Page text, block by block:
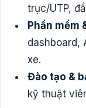
trục/UTP,
Phần mềm
dashboard,
xe.
Đào tạo &
kỹ thuật